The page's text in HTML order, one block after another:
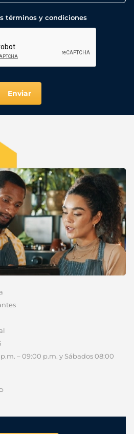
términos y condiciones
Enviar
– 09:00 p.m. y Sábados 08:00